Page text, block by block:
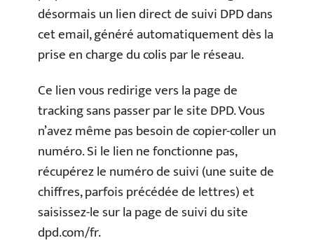
désormais un lien direct de suivi DPD dans
cet email, généré automatiquement dès la
prise en charge du colis par le réseau.
Ce lien vous redirige vers la page de
tracking sans passer par le site DPD. Vous
n’avez même pas besoin de copier-coller un
numéro. Si le lien ne fonctionne pas,
récupérez le numéro de suivi (une suite de
chiffres, parfois précédée de lettres) et
saisissez-le sur la page de suivi du site
dpd.com/fr.